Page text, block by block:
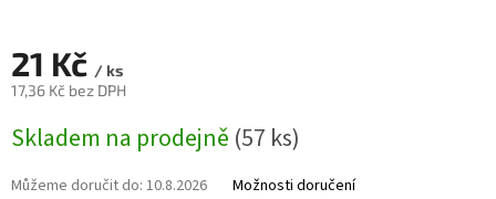
21 Kč / ks
17,36 Kč bez DPH
cena:
Skladem na prodejně (57 ks)
Můžeme doručit do: 10.8.2026 Možnosti doručení